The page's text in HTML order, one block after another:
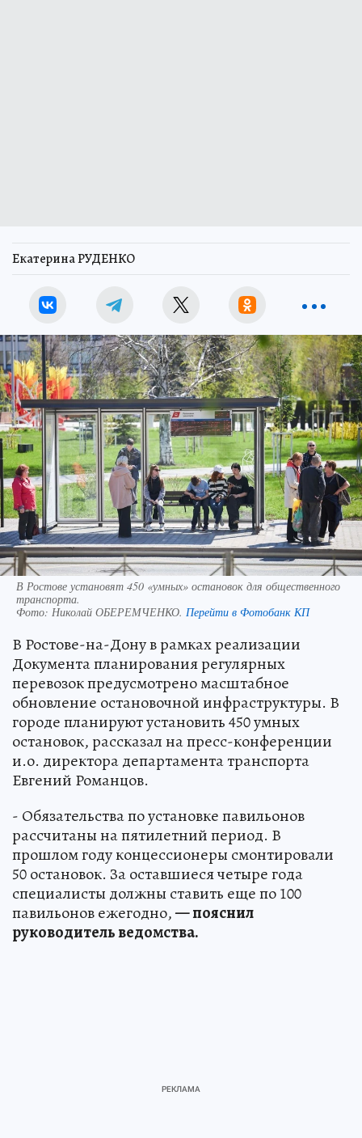
Екатерина РУДЕНКО
В Ростове установят 450 «умных» остановок для общественного
транспорта.
Фото: Николай ОБЕРЕМЧЕНКО. Перейти в Фотобанк КП
В Ростове-на-Дону в рамках реализации
Документа планирования регулярных
перевозок предусмотрено масштабное
обновление остановочной инфраструктуры. В
городе планируют установить 450 умных
остановок, рассказал на пресс-конференции
и.о. директора департамента транспорта
Евгений Романцов.
- Обязательства по установке павильонов
рассчитаны на пятилетний период. В
прошлом году концессионеры смонтировали
50 остановок. За оставшиеся четыре года
специалисты должны ставить еще по 100
павильонов ежегодно,— пояснил
руководитель ведомства.